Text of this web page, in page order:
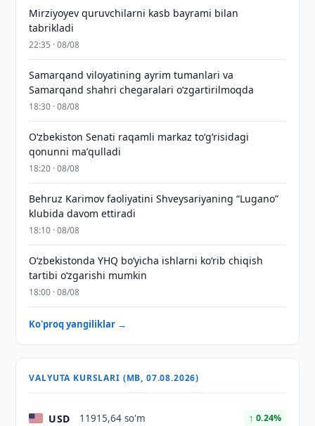
Mirziyoyev quruvchilarni kasb bayrami bilan
tabrikladi
22:35 · 08/08
Samarqand viloyatining ayrim tumanlari va
Samarqand shahri chegaralari oʻzgartirilmoqda
18:30 · 08/08
Oʻzbekiston Senati raqamli markaz toʻgʻrisidagi
qonunni maʼqulladi
18:20 · 08/08
Behruz Karimov faoliyatini Shveysariyaning “Lugano”
klubida davom ettiradi
18:10 · 08/08
O‘zbekistonda YHQ bo‘yicha ishlarni ko‘rib chiqish
tartibi o‘zgarishi mumkin
18:00 · 08/08
Ko'proq yangiliklar →
VALYUTA KURSLARI (MB, 07.08.2026)
USD 11915,64 so'm ↑ 0.24%